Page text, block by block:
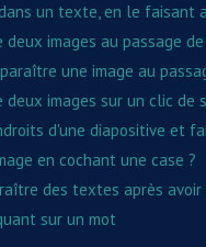
un texte, en le faisant
images au passage
une image au
images sur un clic de
d'une diapositive et
en cochant une case ?
des textes après avoir
sur un mot